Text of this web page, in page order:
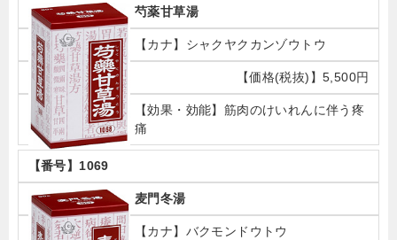
芍薬甘草湯
シャクヤクカンゾウトウ
5,500円
筋肉のけいれんに伴う疼
痛
1069
麦門冬湯
バクモンドウトウ